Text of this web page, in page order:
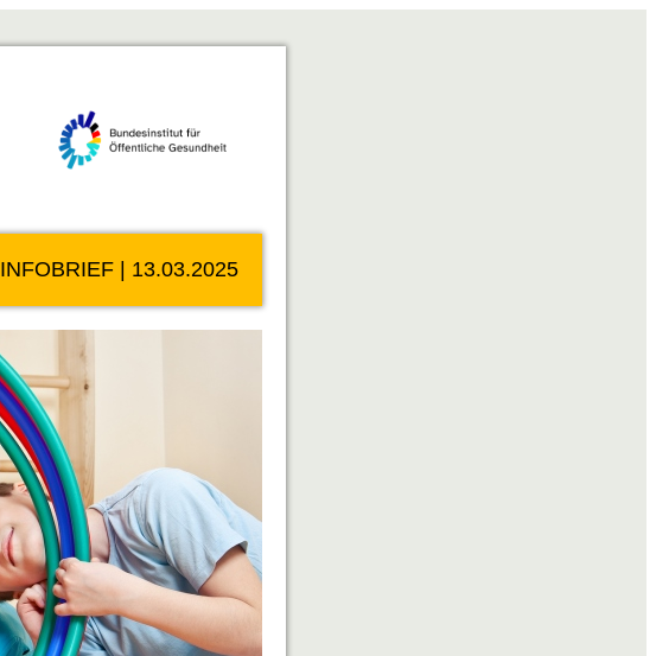
INFOBRIEF | 13.03.2025